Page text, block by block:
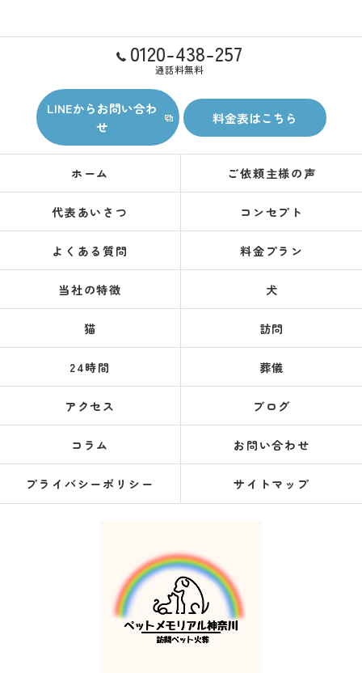
0120-438-257
通話料無料
LINEからお問い合わ
せ
料金表はこちら
ホーム ご依頼主様の声
代表あいさつ コンセプト
よくある質問 料金プラン
当社の特徴 犬
猫 訪問
24時間 葬儀
アクセス ブログ
コラム お問い合わせ
プライバシーポリシー サイトマップ